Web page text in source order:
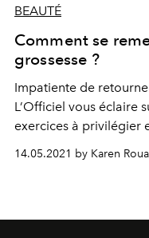
BEAUTÉ
Comment se
grossesse ?
Impatiente de
L’Officiel vous éclaire
exercices à privilégier
priorité, pour
14.05.2021 by Karen